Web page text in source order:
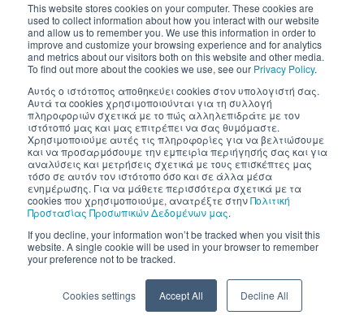
This website stores cookies on your computer. These cookies are
used to collect information about how you interact with our website
and allow us to remember you. We use this information in order to
improve and customize your browsing experience and for analytics
and metrics about our visitors both on this website and other media.
To find out more about the cookies we use, see our Privacy Policy.
Αυτός ο ιστότοπος αποθηκεύει cookies στον υπολογιστή σας.
Αυτά τα cookies χρησιμοποιούνται για τη συλλογή
πληροφοριών σχετικά με το πώς αλληλεπιδράτε με τον
ιστότοπό μας και μας επιτρέπει να σας θυμόμαστε.
Χρησιμοποιούμε αυτές τις πληροφορίες για να βελτιώσουμε
και να προσαρμόσουμε την εμπειρία περιήγησής σας και για
αναλύσεις και μετρήσεις σχετικά με τους επισκέπτες μας
τόσο σε αυτόν τον ιστότοπο όσο και σε άλλα μέσα
ενημέρωσης. Για να μάθετε περισσότερα σχετικά με τα
cookies που χρησιμοποιούμε, ανατρέξτε στηνΠολιτική
Προστασίας Προσωπικών Δεδομένων μας.
If you decline, your information won’t be tracked when you visit this
website. A single cookie will be used in your browser to remember
your preference not to be tracked.
Cookies settings Accept All Decline All